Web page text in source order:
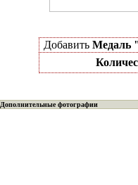
Добавить Медаль
Дополнительные фотографии